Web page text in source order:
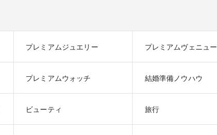
プレミアムジュエリー プレミアムヴェニュー
プレミアムウォッチ 結婚準備ノウハウ
ビューティ 旅行